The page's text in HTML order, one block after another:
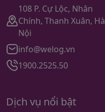
108 P. Cự Lộc, Nhân
Chính, Thanh Xuân, Hà
Nội
info@welog.vn
1900.2525.50
Dịch vụ nổi bật